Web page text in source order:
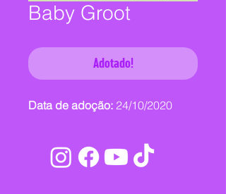
Baby Groot
Adotado!
Data de adoção: 24/10/2020